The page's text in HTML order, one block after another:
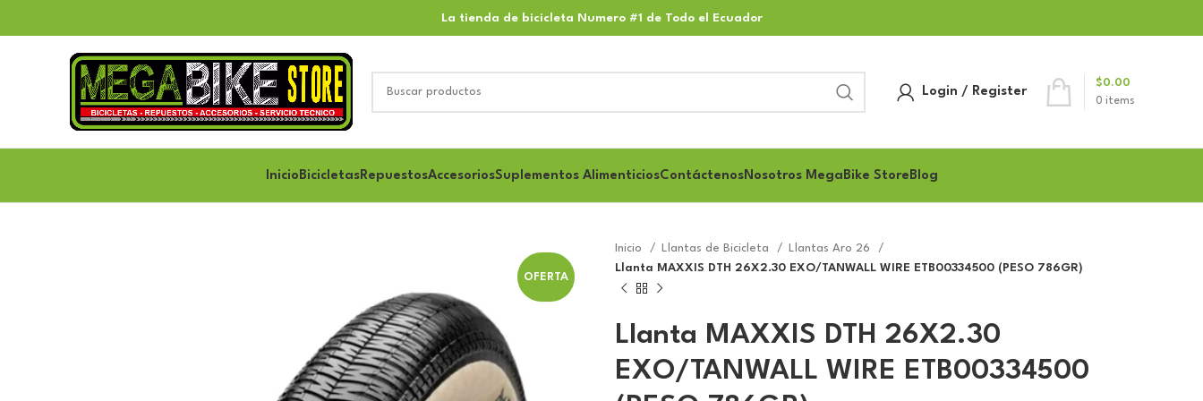
La tienda de bicicleta Numero #1 de Todo el Ecuador
Login / Register
0 items
$0.00
Inicio BicicletasRepuestosAccesoriosSuplementos AlimenticiosContáctenosNosotros MegaBike Store Blog
OFERTA
Inicio Llantas de Bicicleta
Llantas Aro 26
Llanta MAXXIS DTH 26X2.30 EXO/TANWALL WIRE ETB00334500 (PESO 786GR)
Llanta MAXXIS DTH 26X2.30
EXO/TANWALL WIRE ETB00334500